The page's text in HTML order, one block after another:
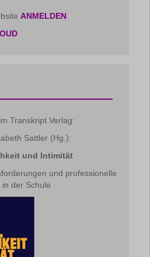
ANMELDEN
Transkript Verlag:
Sattler (Hg.):
und Intimität
und professionelle
der Schule